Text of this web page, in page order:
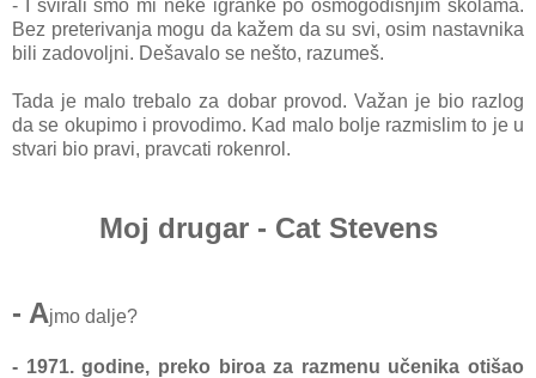
- I svirali smo mi neke igranke po osmogodišnjim školama.
Bez preterivanja mogu da kažem da su svi, osim nastavnika
bili zadovoljni. Dešavalo se nešto, razumeš.
Tada je malo trebalo za dobar provod. Važan je bio razlog
da se okupimo i provodimo. Kad malo bolje razmislim to je u
stvari bio pravi, pravcati rokenrol.
Moj drugar - Cat Stevens
- Ajmo dalje?
- 1971. godine, preko biroa za razmenu učenika otišao